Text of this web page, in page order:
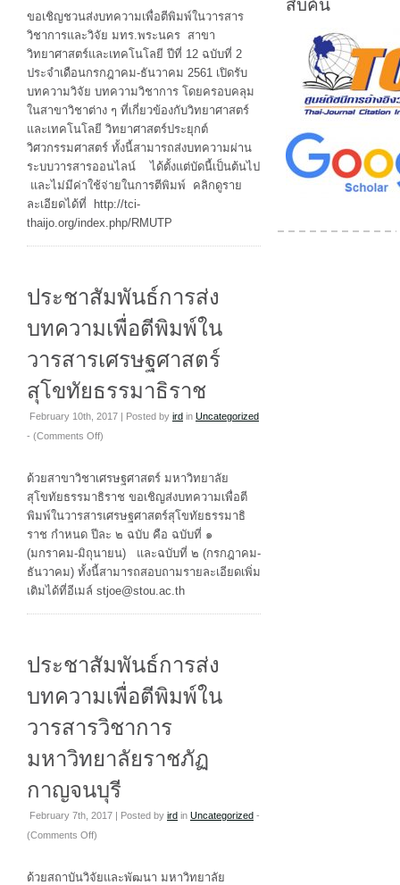
ส่ง
พิมพ์
ใน
วารสาร
วิชาการ
และ
วิจัย
มทร.พระนคร
เทคโนโลยี
ขอเชิญชวนส่งบทความเพื่อตีพิมพ์ในวารสาร
วิชาการและวิจัย มทร.พระนคร สาขา
วิทยาศาสตร์และเทคโนโลยี ปีที่ 12 ฉบับที่ 2
ประจำเดือนกรกฎาคม-ธันวาคม 2561 เปิดรับ
บทความวิจัย บทความวิชาการ โดยครอบคลุม
ในสาขาวิชาต่าง ๆ ที่เกี่ยวข้องกับวิทยาศาสตร์
และเทคโนโลยี วิทยาศาสตร์ประยุกต์
วิศวกรรมศาสตร์ ทั้งนี้สามารถส่งบทความผ่าน
ระบบวารสารออนไลน์ ได้ตั้งแต่บัดนี้เป็นต้นไป
และไม่มีค่าใช้จ่ายในการตีพิมพ์ คลิกดูราย
ละเอียดได้ที่ http://tci-
thaijo.org/index.php/RMUTP
ประชาสัมพันธ์การส่ง
บทความเพื่อตีพิมพ์ใน
วารสารเศรษฐศาสตร์
สุโขทัยธรรมาธิราช
February 10th, 2017 | Posted by ird in Uncategorized
- (Comments Offon
ส่ง
ใน
ธร
ราช
)
ด้วยสาขาวิชาเศรษฐศาสตร์ มหาวิทยาลัย
สุโขทัยธรรมาธิราช ขอเชิญส่งบทความเพื่อตี
พิมพ์ในวารสารเศรษฐศาสตร์สุโขทัยธรรมาธิ
ราช กำหนด ปีละ ๒ ฉบับ คือ ฉบับที่ ๑
(มกราคม-มิถุนายน) และฉบับที่ ๒ (กรกฎาคม-
ธันวาคม) ทั้งนี้สามารถสอบถามรายละเอียดเพิ่ม
เติมได้ที่อีเมล์ stjoe@stou.ac.th
ประชาสัมพันธ์การส่ง
บทความเพื่อตีพิมพ์ใน
วารสารวิชาการ
มหาวิทยาลัยราชภัฏ
กาญจนบุรี
February 7th, 2017 | Posted by ird in Uncategorized -
(Comments Offon
การ
)
ด้วยสถาบันวิจัยและพัฒนา มหาวิทยาลัย
สืบค้น